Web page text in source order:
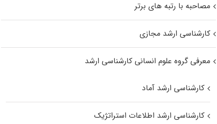
مصاحبه با رتبه های برتر
کارشناسی ارشد مجازی
معرفی گروه علوم انسانی کارشناسی ارشد
کارشناسی ارشد آماد
کارشناسی ارشد اطلاعات استراتژیک